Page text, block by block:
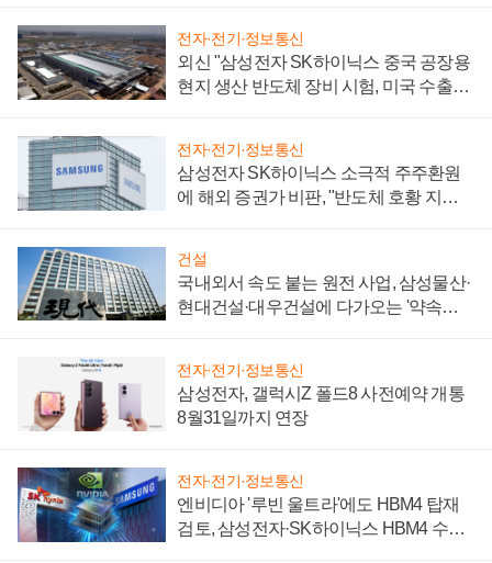
전자·전기·정보통신
외신 "삼성전자 SK하이닉스 중국 공장용
현지 생산 반도체 장비 시험, 미국 수출통
전자·전기·정보통신
삼성전자 SK하이닉스 소극적 주주환원
에 해외 증권가 비판, "반도체 호황 지속
건설
국내외서 속도 붙는 원전 사업, 삼성물산·
현대건설·대우건설에 다가오는 '약속의
전자·전기·정보통신
삼성전자, 갤럭시Z 폴드8 사전예약 개통
8월31일까지 연장
전자·전기·정보통신
엔비디아 '루빈 울트라'에도 HBM4 탑재
검토, 삼성전자·SK하이닉스 HBM4 수율